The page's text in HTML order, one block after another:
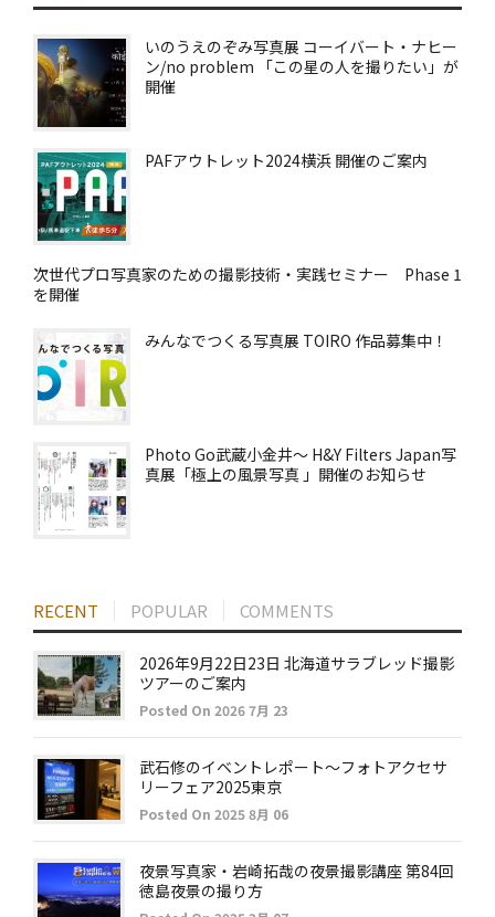
いのうえのぞみ写真展 コーイバート・ナヒー
ン/no problem 「この星の人を撮りたい」が
開催
PAFアウトレット2024横浜 開催のご案内
次世代プロ写真家のための撮影技術・実践セミナー Phase 1
を開催
みんなでつくる写真展 TOIRO 作品募集中！
Photo Go武蔵小金井～ H&Y Filters Japan写
真展「極上の風景写真 」開催のお知らせ
RECENT POPULAR COMMENTS
2026年9月22日23日 北海道サラブレッド撮影
ツアーのご案内
Posted On 2026 7月 23
武石修のイベントレポート～フォトアクセサ
リーフェア2025東京
Posted On 2025 8月 06
夜景写真家・岩崎拓哉の夜景撮影講座 第84回
徳島夜景の撮り方